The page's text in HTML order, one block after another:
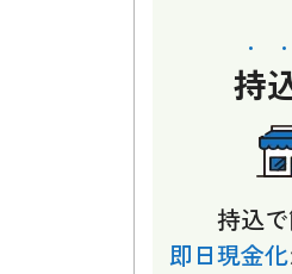
持
持込
即日現金化